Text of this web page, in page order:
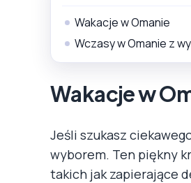
Wakacje w Omanie
Wczasy w Omanie z
Wakacje w
Jeśli szukasz
wyborem. Ten piękny
takich jak zapierające